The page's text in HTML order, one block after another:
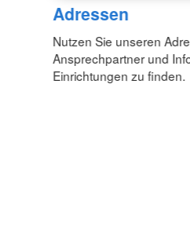
Adressen
Nutzen Sie unseren
Ansprechpartner und
Einrichtungen zu finden.